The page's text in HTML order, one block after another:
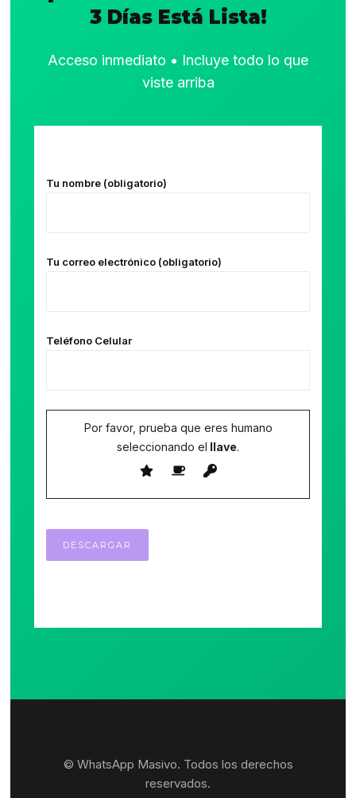
3 Días Está Lista!
Acceso inmediato • Incluye todo lo que
viste arriba
Tu nombre (obligatorio)
Tu correo electrónico (obligatorio)
Teléfono Celular
Por favor, prueba que eres humano
seleccionando el llave.
© WhatsApp Masivo. Todos los derechos
reservados.